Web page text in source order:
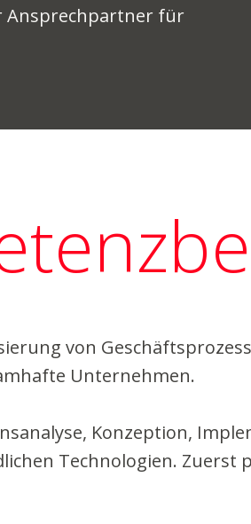
Ansprechpartner für
von
Unternehmen.
Konzeption,
Technologien. Zuerst